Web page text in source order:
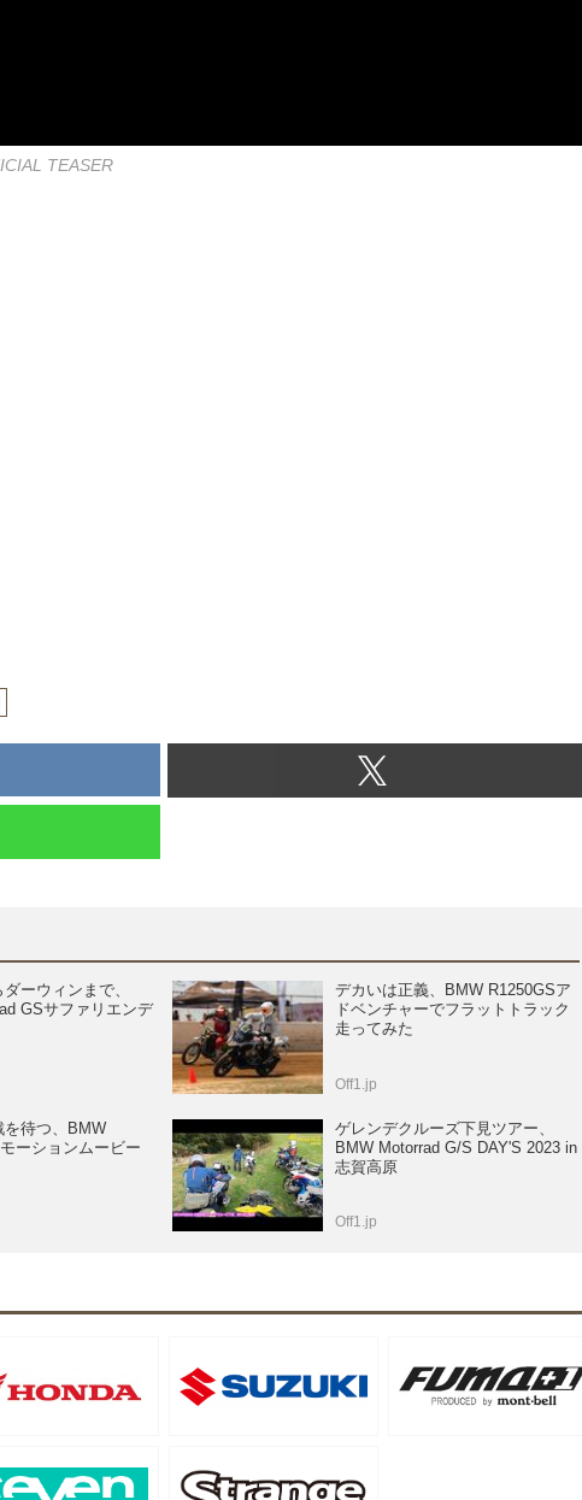
TEASER
ーウィンまで、
GSサファリエンデ
デカいは正義、BMW R1250GSア
ドベンチャーでフラットトラック
走ってみた
Off1.jp
を待つ、BMW
ーションムービー
ゲレンデクルーズ下見ツアー、
BMW Motorrad G/S DAY'S 2023 in
志賀高原
Off1.jp